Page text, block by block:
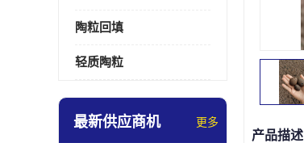
陶粒回填
轻质陶粒
最新供应商机 更多
产品描述